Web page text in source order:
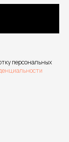
персональных